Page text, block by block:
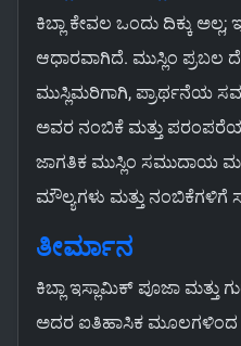
ಕಿಬ್ಲಾ ಕೇವಲ ಒಂದು ದಿಕ್ಕು ಅಲ್ಲ;
ಆಧಾರವಾಗಿದೆ. ಮುಸ್ಲಿಂ ಪ್ರಬಲ
ಮುಸ್ಲಿಮರಿಗಾಗಿ, ಪ್ರಾರ್ಥನೆಯ
ಅವರ ನಂಬಿಕೆ ಮತ್ತು
ಜಾಗತಿಕ ಮುಸ್ಲಿಂ ಸಮುದಾಯ
ಮೌಲ್ಯಗಳು ಮತ್ತು ನಂಬಿಕೆಗಳಿಗೆ
ತೀರ್ಮಾನ
ಕಿಬ್ಲಾ ಇಸ್ಲಾಮಿಕ್ ಪೂಜಾ ಮತ್ತು
ಅದರ ಐತಿಹಾಸಿಕ ಮೂಲಗಳಿಂದ